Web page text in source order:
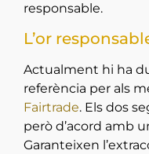
responsable.
L’or
Actualment hi ha
referència per als
Fairtrade. Els dos
però d’acord amb
Garanteixen